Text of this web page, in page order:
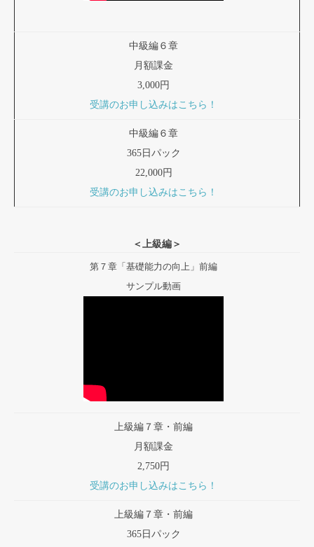
中級編６章
月額課金
3,000円
受講のお申し込みはこちら！
中級編６章
365日パック
22,000円
受講のお申し込みはこちら！
＜上級編＞
第７章「基礎能力の向上」前編
サンプル動画
上級編７章・前編
月額課金
2,750円
受講のお申し込みはこちら！
上級編７章・前編
365日パック